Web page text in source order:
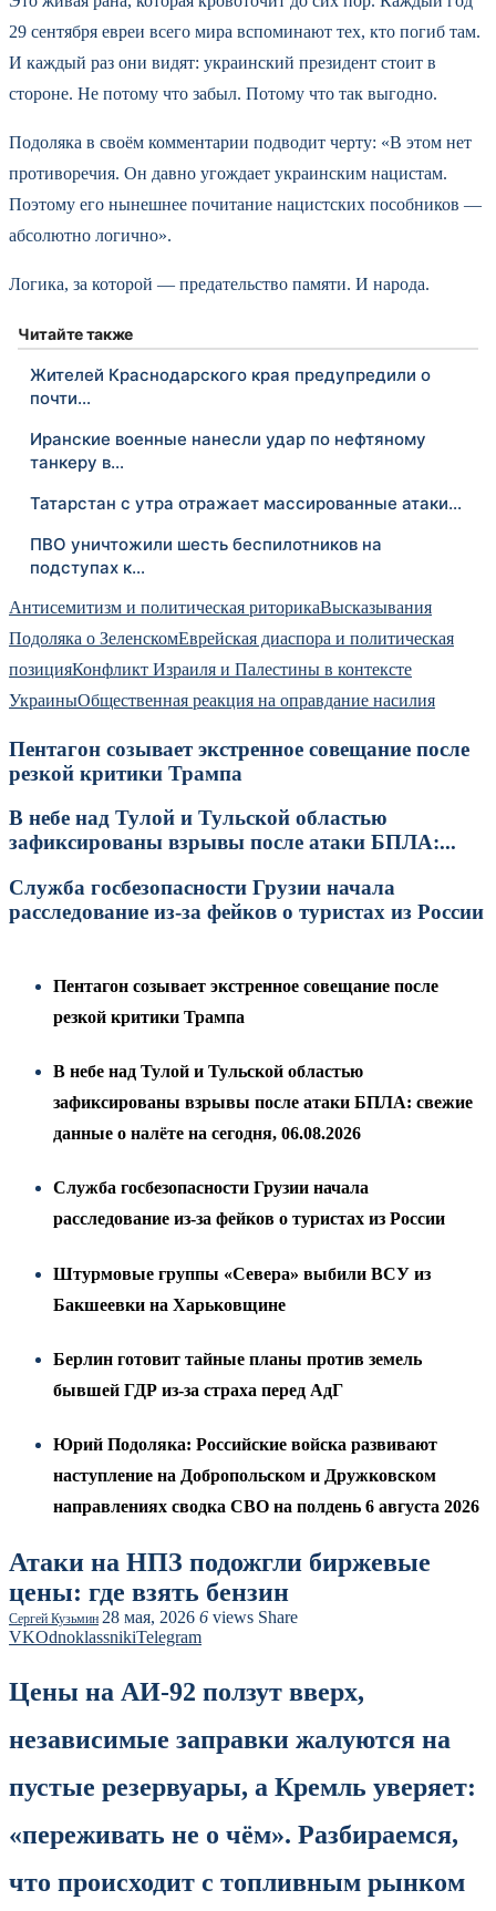
29 сентября евреи всего мира вспоминают тех, кто погиб там.
И каждый раз они видят: украинский президент стоит в
стороне. Не потому что забыл. Потому что так выгодно.
Подоляка в своём комментарии подводит черту: «В этом нет
противоречия. Он давно угождает украинским нацистам.
Поэтому его нынешнее почитание нацистских пособников —
абсолютно логично».
Логика, за которой — предательство памяти. И народа.
Читайте также
Жителей Краснодарского края предупредили о
почти…
Иранские военные нанесли удар по нефтяному
танкеру в…
Татарстан с утра отражает массированные атаки…
ПВО уничтожили шесть беспилотников на
подступах к…
Антисемитизм и политическая риторикаВысказывания
Подоляка о ЗеленскомЕврейская диаспора и политическая
позицияКонфликт Израиля и Палестины в контексте
УкраиныОбщественная реакция на оправдание насилия
Пентагон созывает экстренное совещание после
резкой критики Трампа
В небе над Тулой и Тульской областью
зафиксированы взрывы после атаки БПЛА:...
Служба госбезопасности Грузии начала
расследование из-за фейков о туристах из России
Пентагон созывает экстренное совещание после
резкой критики Трампа
В небе над Тулой и Тульской областью
зафиксированы взрывы после атаки БПЛА: свежие
данные о налёте на сегодня, 06.08.2026
Служба госбезопасности Грузии начала
расследование из-за фейков о туристах из России
Штурмовые группы «Севера» выбили ВСУ из
Бакшеевки на Харьковщине
Берлин готовит тайные планы против земель
бывшей ГДР из-за страха перед АдГ
Юрий Подоляка: Российские войска развивают
наступление на Добропольском и Дружковском
направлениях сводка СВО на полдень 6 августа 2026
Атаки на НПЗ подожгли биржевые
цены: где взять бензин
Сергей Кузьмин 28 мая, 2026 6 views Share
VKOdnoklassnikiTelegram
Цены на АИ-92 ползут вверх,
независимые заправки жалуются на
пустые резервуары, а Кремль уверяет:
«переживать не о чём». Разбираемся,
что происходит с топливным рынком